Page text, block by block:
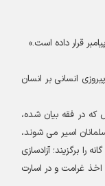
قرار داده است.»
انسانى بر انسان
در فقه بيان شده،
اسير مى ‏شوند،
برگزيند؛ آزادسازى
غرامت و در اسارت